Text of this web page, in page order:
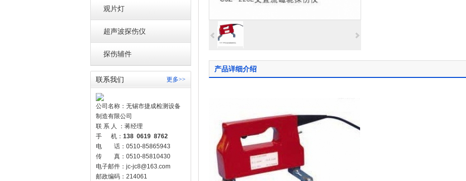
产品详细介绍
观片灯
超声波探伤仪
探伤辅件
更多>>
联系我们
公司名称：无锡市捷成检测设备
制造有限公司
联 系 人 ：蒋经理
手 机： 138 0619 8762
电 话：0510-85865943
传 真：0510-85810430
电子邮件：jc-jc8@163.com
邮政编码：214061